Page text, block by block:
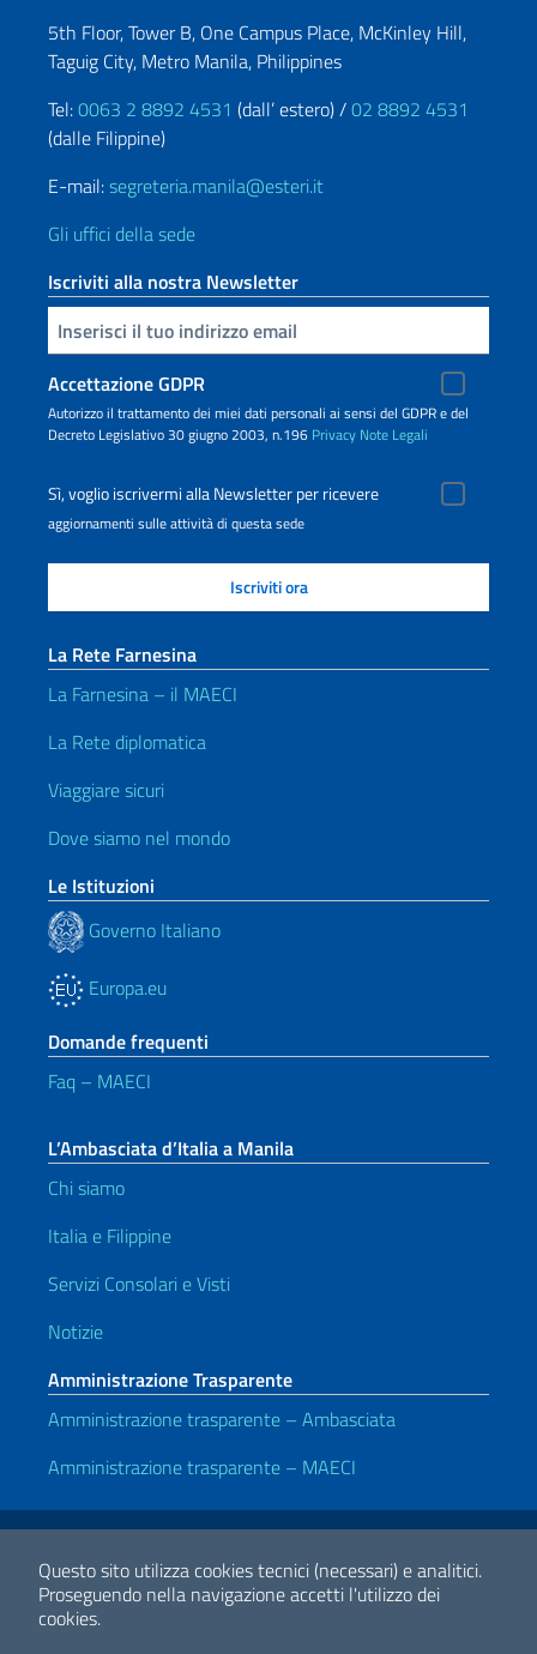
Questo sito utilizza cookies tecnici (necessari) e analitici.
Proseguendo nella navigazione accetti l'utilizzo dei
cookies.
5th Floor, Tower B, One Campus Place, McKinley Hill,
Taguig City, Metro Manila, Philippines
Tel:0063 2 8892 4531 (dall’ estero) /02 8892 4531
(dalle Filippine)
E-mail:segreteria.manila@esteri.it
Gli uffici della sede
Iscriviti alla nostra Newsletter
Inserisci la tua email
Accettazione GDPR
Autorizzo il trattamento dei miei dati personali ai sensi del GDPR e del
Decreto Legislativo 30 giugno 2003, n.196 Privacy Note Legali
Sì, voglio iscrivermi alla Newsletter per ricevere
aggiornamenti sulle attività di questa sede
La Rete Farnesina
La Farnesina – il MAECI
La Rete diplomatica
Viaggiare sicuri
Dove siamo nel mondo
Le Istituzioni
Governo Italiano
Europa.eu
Domande frequenti
Faq – MAECI
L’Ambasciata d’Italia a Manila
Chi siamo
Italia e Filippine
Servizi Consolari e Visti
Notizie
Amministrazione Trasparente
Amministrazione trasparente – Ambasciata
Amministrazione trasparente – MAECI
Link Utili